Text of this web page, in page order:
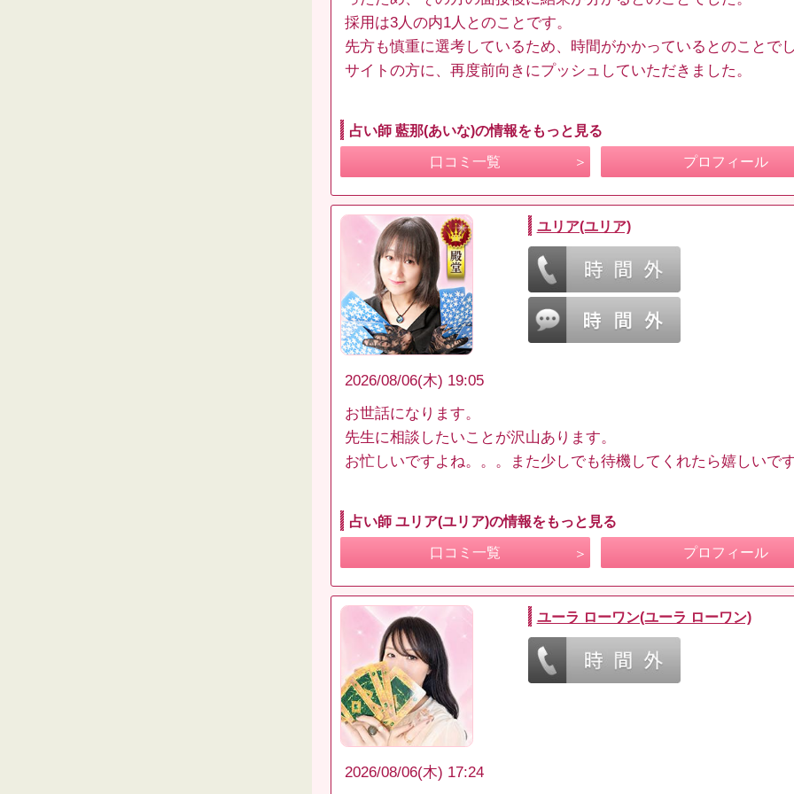
採用は3人の内1人とのことです。
先方も慎重に選考しているため、時間がかかっているとのことで
サイトの方に、再度前向きにプッシュしていただきました。
占い師 藍那(あいな)の情報をもっと見る
口コミ一覧 プロフィール
ユリア(ユリア)
2026/08/06(木) 19:05
お世話になります。
先生に相談したいことが沢山あります。
お忙しいですよね。。。また少しでも待機してくれたら嬉しいで
占い師 ユリア(ユリア)の情報をもっと見る
口コミ一覧 プロフィール
ユーラ ローワン(ユーラ ローワン)
2026/08/06(木) 17:24